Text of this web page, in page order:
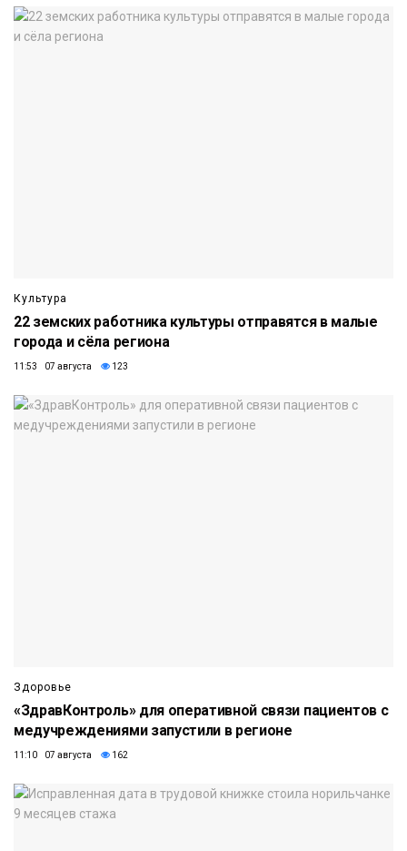
Культура
22 земских работника культуры отправятся в малые
города и сёла региона
11:53 07 августа 123
Здоровье
«ЗдравКонтроль» для оперативной связи пациентов с
медучреждениями запустили в регионе
11:10 07 августа 162